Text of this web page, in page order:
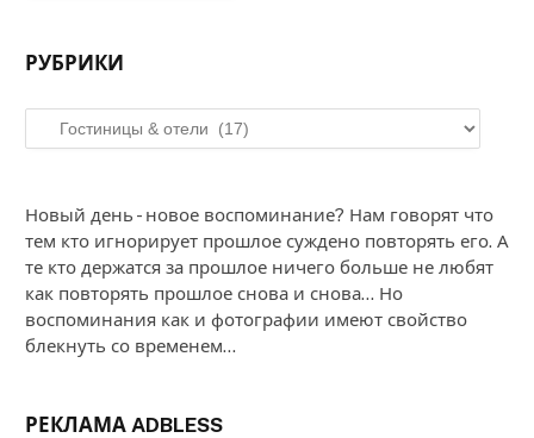
РУБРИКИ
Рубрики
Новый день - новое воспоминание? Нам говорят что
тем кто игнорирует прошлое суждено повторять его. А
те кто держатся за прошлое ничего больше не любят
как повторять прошлое снова и снова... Но
воспоминания как и фотографии имеют свойство
блекнуть со временем...
РЕКЛАМА ADBLESS